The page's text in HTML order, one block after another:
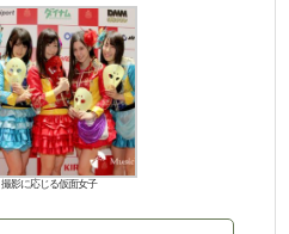
撮影に応じる仮面女子